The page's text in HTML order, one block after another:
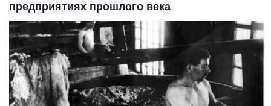
предприятиях прошлого века